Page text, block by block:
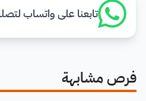
تابعنا على واتساب
فرص مشابهة